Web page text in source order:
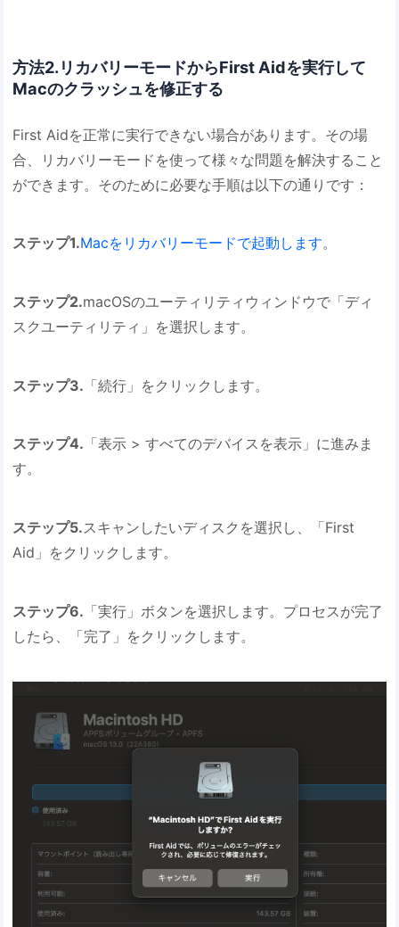
方法2.リカバリーモードからFirst Aidを実行して
Macのクラッシュを修正する
First Aidを正常に実行できない場合があります。その場
合、リカバリーモードを使って様々な問題を解決すること
ができます。そのために必要な手順は以下の通りです：
ステップ1.Macをリカバリーモードで起動します。
ステップ2.macOSのユーティリティウィンドウで「ディ
スクユーティリティ」を選択します。
ステップ3. 「続行」をクリックします。
ステップ4. 「表示 > すべてのデバイスを表示」に進みま
す。
ステップ5.スキャンしたいディスクを選択し、「First
Aid」をクリックします。
ステップ6. 「実行」ボタンを選択します。プロセスが完了
したら、「完了」をクリックします。